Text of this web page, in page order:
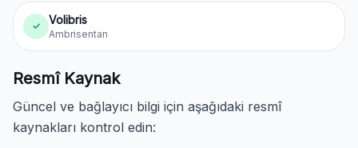
✓ Volibris
Ambrisentan
Resmî Kaynak
Güncel ve bağlayıcı bilgi için aşağıdaki resmî
kaynakları kontrol edin: